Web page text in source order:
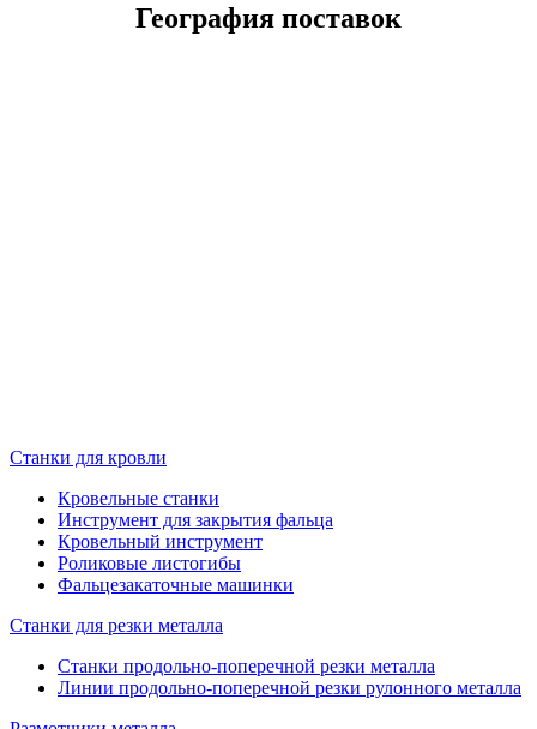
География поставок
Станки для кровли
Кровельные станки
Инструмент для закрытия фальца
Кровельный инструмент
Роликовые листогибы
Фальцезакаточные машинки
Станки для резки металла
Станки продольно-поперечной резки металла
Линии продольно-поперечной резки рулонного металла